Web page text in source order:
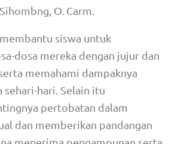
O. Carm.
siswa untuk
dosa mereka dengan jujur dan
memahami dampaknya
sehari-hari. Selain itu
pertobatan dalam
dan memberikan pandangan